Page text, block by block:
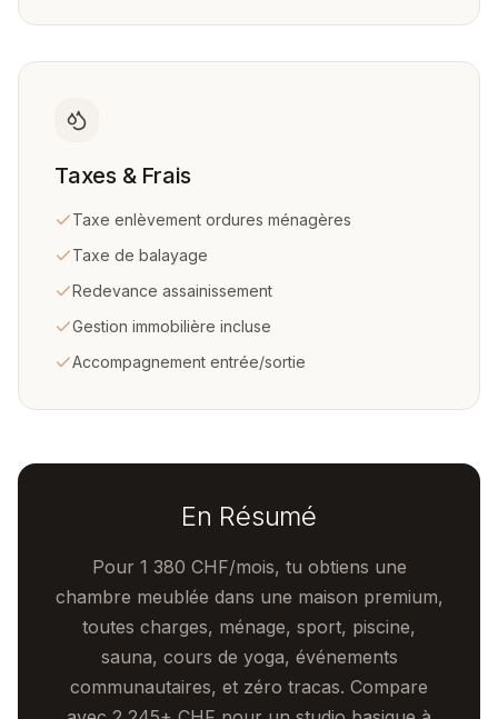
Taxes & Frais
Taxe enlèvement ordures ménagères
Taxe de balayage
Redevance assainissement
Gestion immobilière incluse
Accompagnement entrée/sortie
En Résumé
Pour 1 380 CHF/mois, tu obtiens une
chambre meublée dans une maison premium,
toutes charges, ménage, sport, piscine,
sauna, cours de yoga, événements
communautaires, et zéro tracas. Compare